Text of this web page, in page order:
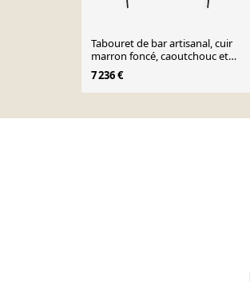
Tabouret de bar artisanal, cuir
marron foncé, caoutchouc et
métal
7 236 €